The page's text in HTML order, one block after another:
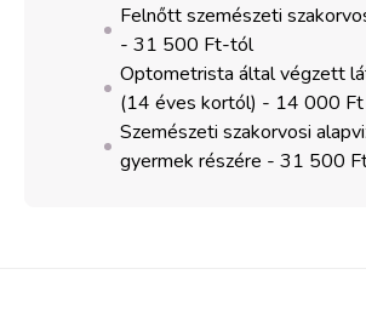
Felnőtt szemészeti
- 31 500 Ft-tól
Optometrista által végzett
(14 éves kortól) - 14 000 Ft
Szemészeti szakorvosi
gyermek részére - 31 500